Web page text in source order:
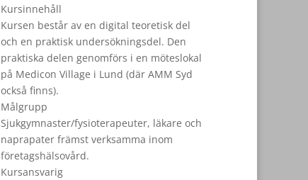
Kursinnehåll
Kursen består av en digital teoretisk del
och en praktisk undersökningsdel. Den
praktiska delen genomförs i en möteslokal
på Medicon Village i Lund (där AMM Syd
också finns).
Målgrupp
Sjukgymnaster/fysioterapeuter, läkare och
naprapater främst verksamma inom
företagshälsovård.
Kursansvarig